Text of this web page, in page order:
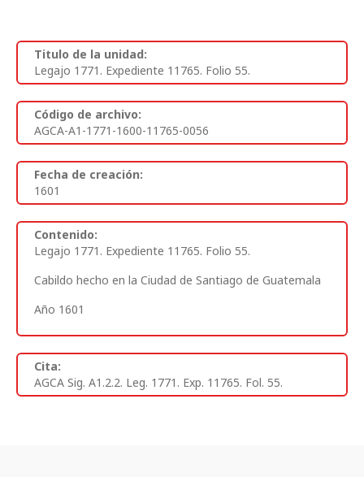
Titulo de la unidad:
Legajo 1771. Expediente 11765. Folio 55.
Código de archivo:
AGCA-A1-1771-1600-11765-0056
Fecha de creación:
1601
Contenido:
Legajo 1771. Expediente 11765. Folio 55.
Cabildo hecho en la Ciudad de Santiago de Guatemala
Año 1601
Cita:
AGCA Sig. A1.2.2. Leg. 1771. Exp. 11765. Fol. 55.